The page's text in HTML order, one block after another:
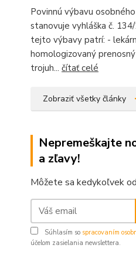
Povinnú výbavu
stanovuje vyhláška č.
tejto výbavy patrí: -
homologizovaný
trojuh... čítať celé
Zobraziť všetky články
Nepremeškajte
a zľavy!
Môžete sa kedykoľvek
Súhlasím so spracovaním
účelom zasielania newslettera.